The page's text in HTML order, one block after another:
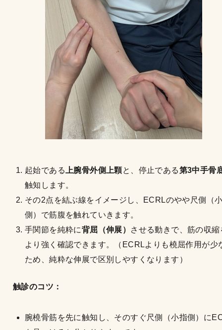
起始である 上腕骨外側上顆と、停止である第3中手骨
触知します。
その2点を結ぶ線をイメージし、ECRLのやや尺側（
側）で筋腹を触れていきます。
手関節を純粋に背屈（伸展）
させる動きで、筋の収縮
より強く確認できます。（ECRLよりも橈屈作用が少
ため、純粋な伸展で区別しやすくなります）
触診のコツ：
腕橈骨筋を先に触知し、そのすぐ尺側（小指側）に